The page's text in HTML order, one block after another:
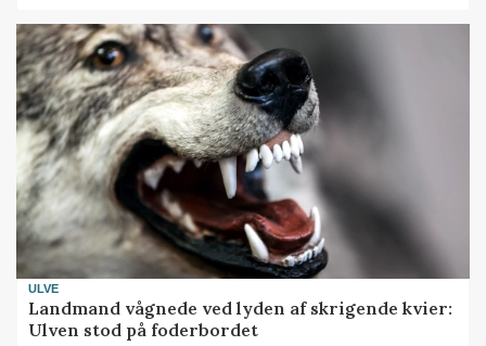
ULVE
Landmand vågnede ved lyden af skrigende kvier:
Ulven stod på foderbordet